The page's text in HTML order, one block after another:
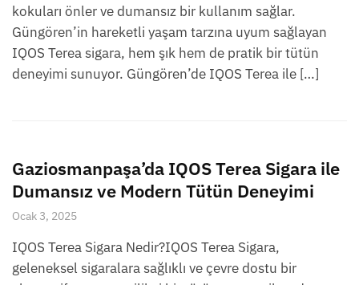
kokuları önler ve dumansız bir kullanım sağlar.
Güngören’in hareketli yaşam tarzına uyum sağlayan
IQOS Terea sigara, hem şık hem de pratik bir tütün
deneyimi sunuyor. Güngören’de IQOS Terea ile […]
Gaziosmanpaşa’da IQOS Terea Sigara ile
Dumansız ve Modern Tütün Deneyimi
Ocak 3, 2025
IQOS Terea Sigara Nedir?IQOS Terea Sigara,
geleneksel sigaralara sağlıklı ve çevre dostu bir